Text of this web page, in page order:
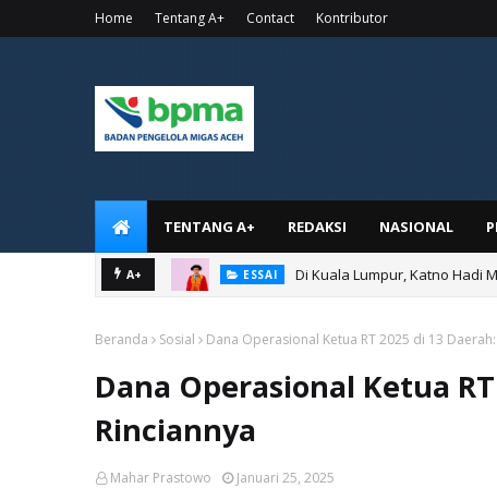
Home Tentang A+ Contact Kontributor
TENTANG A+ REDAKSI NASIONAL
A+ ESSAI Di Kuala Lumpur, Katno Hadi
Beranda Sosial Dana Operasional Ketua RT 2025 di 13
Dana Operasional Ketua
Rinciannya
Mahar Prastowo Januari 25, 2025